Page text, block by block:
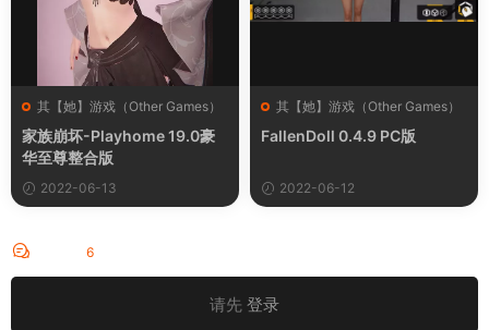
其【她】游戏（Other Games）
家族崩坏-Playhome 19.0豪
华至尊整合版
2022-06-13
其【她】游戏（Other Games）
FallenDoll 0.4.9 PC版
2022-06-12
6
请先 登录